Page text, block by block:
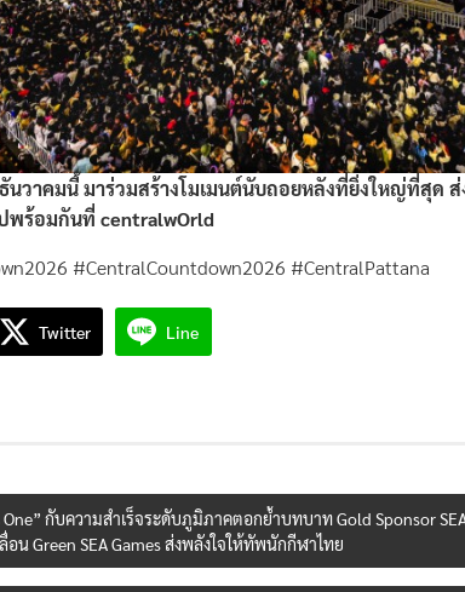
วาคมนี้ มาร่วมสร้างโมเมนต์นับถอยหลังที่ยิ่งใหญ่ที่สุด
พร้อมกันที่ centralwOrld
Twitter Line
กับความสำเร็จระดับภูมิภาคตอกย้ำบทบาท Gold Sponsor
อน Green SEA Games ส่งพลังใจให้ทัพนักกีฬาไทย